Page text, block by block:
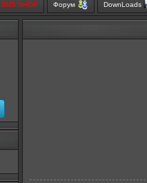
SMS SHOP Форум DownLoads